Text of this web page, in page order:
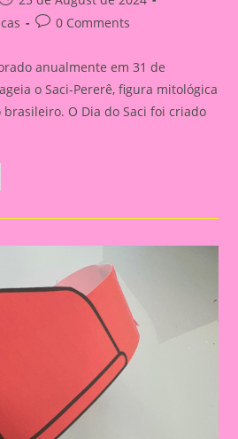
Post0 Comments
anualmente em 31 de
o Saci-Pererê, figura mitológica
O Dia do Saci foi criado